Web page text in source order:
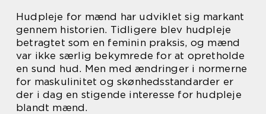
Hudpleje for mænd har udviklet sig markant
gennem historien. Tidligere blev hudpleje
betragtet som en feminin praksis, og mænd
var ikke særlig bekymrede for at opretholde
en sund hud. Men med ændringer i normerne
for maskulinitet og skønhedsstandarder er
der i dag en stigende interesse for hudpleje
blandt mænd.